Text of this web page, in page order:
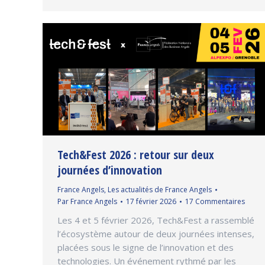
Tech&Fest 2026 : retour sur deux
journées d’innovation
France Angels, Les actualités de France Angels
Par France Angels 17 février 2026 17 Commentaires
Les 4 et 5 février 2026, Tech&Fest a rassemblé
l’écosystème autour de deux journées intenses,
placées sous le signe de l’innovation et des
technologies. Un événement rythmé par les